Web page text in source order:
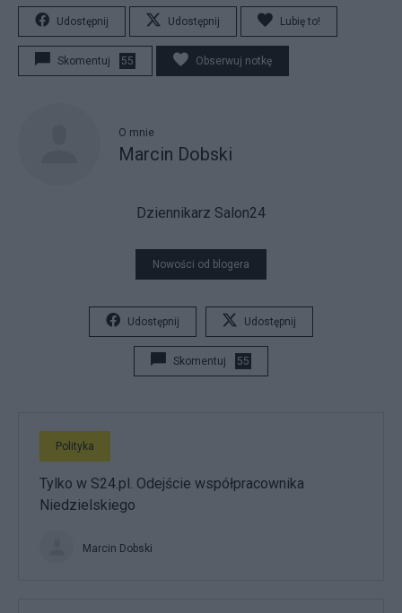
Udostępnij Udostępnij Lubię to!
Skomentuj 55 Obserwuj notkę
O mnie
Marcin Dobski
Dziennikarz Salon24
Nowości od blogera
Udostępnij Udostępnij
Skomentuj 55
Polityka
Tylko w S24.pl. Odejście współpracownika
Niedzielskiego
Marcin Dobski